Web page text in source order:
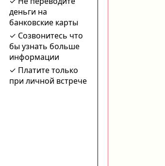
деньги на
банковские карты
Созвонитесь что
бы узнать больше
информации
Платите только
при личной встрече